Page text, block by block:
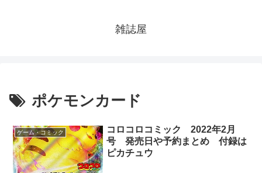
雑誌屋
ポケモンカード
ゲーム・コミック
コロコロコミック 2022年2月
号 発売日や予約まとめ 付録は
ピカチュウ